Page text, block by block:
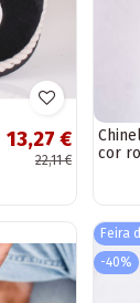
13,27 €
22,11 €
cor
Feira
-40%